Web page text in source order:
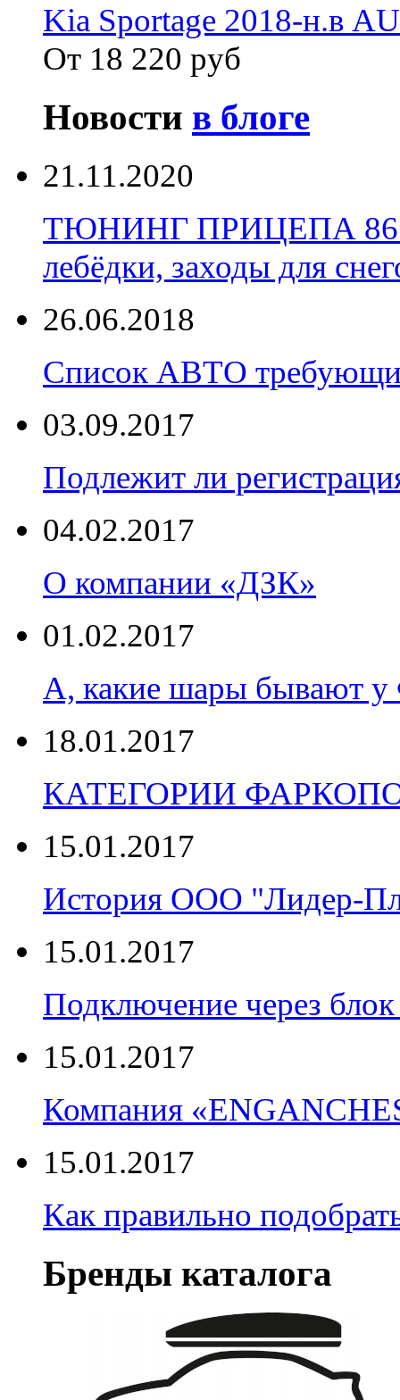
Kia Sportage 2018-н.в
От 18 220 руб
Новости в блоге
21.11.2020
ТЮНИНГ ПРИЦЕПА 86
лебёдки, заходы для
26.06.2018
Список АВТО
03.09.2017
Подлежит ли
04.02.2017
О компании «ДЗК»
01.02.2017
А, какие шары бывают
18.01.2017
КАТЕГОРИИ
15.01.2017
История ООО "Лидер-
15.01.2017
Подключение через
15.01.2017
Компания
15.01.2017
Как правильно
Бренды каталога